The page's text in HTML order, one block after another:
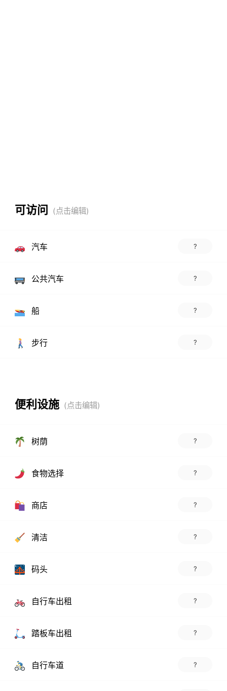
可访问
汽车 ?
公共汽车 ?
船 ?
步行 ?
便利设施
树荫 ?
食物选择 ?
商店 ?
清洁 ?
码头 ?
自行车出租 ?
踏板车出租 ?
自行车道 ?